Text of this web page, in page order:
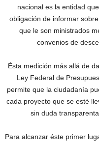
nacional es la entidad
obligación de informar
que le son ministrados
convenios de
Ésta medición más allá de
Ley Federal de
permite que la ciudadanía
cada proyecto que se esté
sin duda
Para alcanzar éste primer